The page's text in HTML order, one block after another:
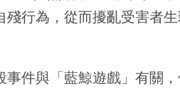
行為，從而擾亂受害者
件與「藍鯨遊戲」有關